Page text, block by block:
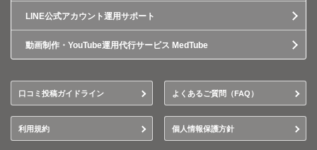
LINE公式アカウント運用サポート
動画制作・YouTube運用代行サービス MedTube
口コミ投稿ガイドライン よくあるご質問（FAQ）
利用規約 個人情報保護方針